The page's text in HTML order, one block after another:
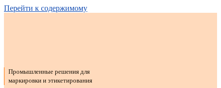
Перейти к содержимому
Промышленные решения для
маркировки и этикетирования